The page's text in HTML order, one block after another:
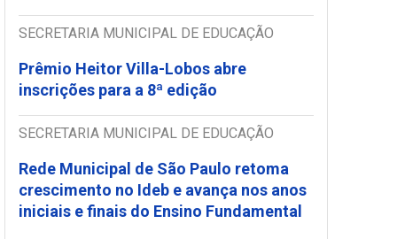
SECRETARIA MUNICIPAL DE EDUCAÇÃO
Prêmio Heitor Villa-Lobos abre
inscrições para a 8ª edição
SECRETARIA MUNICIPAL DE EDUCAÇÃO
Rede Municipal de São Paulo retoma
crescimento no Ideb e avança nos anos
iniciais e finais do Ensino Fundamental